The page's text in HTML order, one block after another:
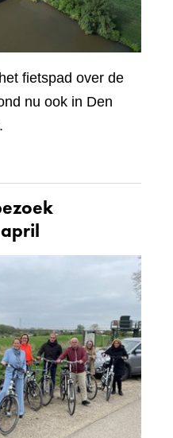
fietspad over de
nu ook in Den